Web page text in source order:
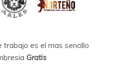
es el mas sencillo
Gratis